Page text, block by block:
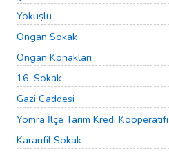
Yokuşlu
Ongan Sokak
Ongan Konakları
16. Sokak
Gazi Caddesi
Yomra İlçe Tarım Kredi Kooperatifi
Karanfil Sokak